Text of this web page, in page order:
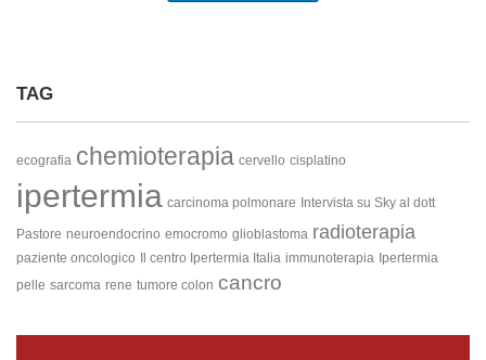
TAG
ecografia chemioterapia cervello cisplatino
ipertermia carcinoma polmonare Intervista su Sky al dott
Pastore neuroendocrino emocromo glioblastoma radioterapia
paziente oncologico Il centro Ipertermia Italia immunoterapia Ipertermia
pelle sarcoma rene tumore colon cancro